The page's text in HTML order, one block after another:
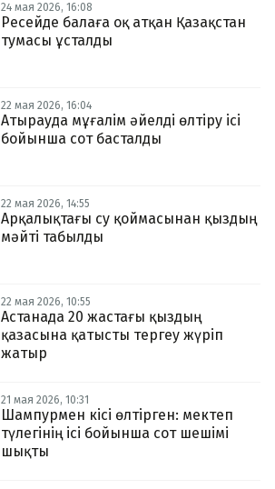
24 мая 2026, 16:08
Ресейде балаға оқ атқан Қазақстан
тумасы ұсталды
22 мая 2026, 16:04
Атырауда мұғалім әйелді өлтіру ісі
бойынша сот басталды
22 мая 2026, 14:55
Арқалықтағы су қоймасынан қыздың
мәйті табылды
22 мая 2026, 10:55
Астанада 20 жастағы қыздың
қазасына қатысты тергеу жүріп
жатыр
21 мая 2026, 10:31
Шампурмен кісі өлтірген: мектеп
түлегінің ісі бойынша сот шешімі
шықты